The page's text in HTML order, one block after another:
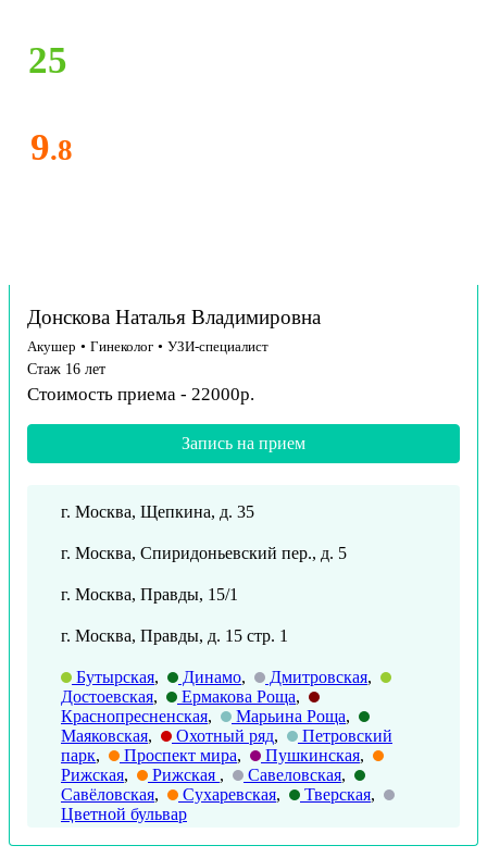
25
9.8
Донскова Наталья Владимировна
Акушер • Гинеколог • УЗИ-специалист
Стаж 16 лет
Стоимость приема - 22000р.
Запись на прием
г. Москва, Щепкина, д. 35
г. Москва, Спиридоньевский пер., д. 5
г. Москва, Правды, 15/1
г. Москва, Правды, д. 15 стр. 1
Бутырская, Динамо, Дмитровская,
Достоевская, Ермакова Роща,
Краснопресненская, Марьина Роща,
Маяковская, Охотный ряд,
Петровский
парк, Проспект мира, Пушкинская,
Рижская, Рижская , Савеловская,
Савёловская, Сухаревская, Тверская,
Цветной бульвар